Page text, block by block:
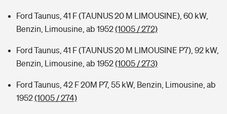
Ford Taunus, 41 F (TAUNUS 20 M LIMOUSINE), 60 kW,
Benzin, Limousine, ab 1952(1005 / 272)
Ford Taunus, 41 F (TAUNUS 20 M LIMOUSINE P7), 92 kW,
Benzin, Limousine, ab 1952(1005 / 273)
Ford Taunus, 42 F 20M P7, 55 kW, Benzin, Limousine, ab
1952(1005 / 274)